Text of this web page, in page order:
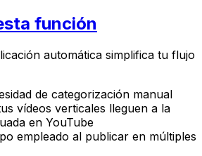
función
automática simplifica tu flujo
de categorización manual
vídeos verticales lleguen a la
en YouTube
empleado al publicar en múltiples